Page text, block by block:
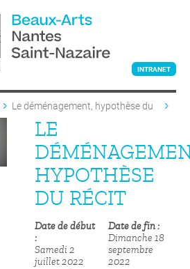
INTRANET
Le déménagement, hypothèse du
LE
HYPOTHÈSE
DU RÉCIT
Date de début
Samedi 2
juillet 2022
Date de fin
Dimanche 18
septembre
2022